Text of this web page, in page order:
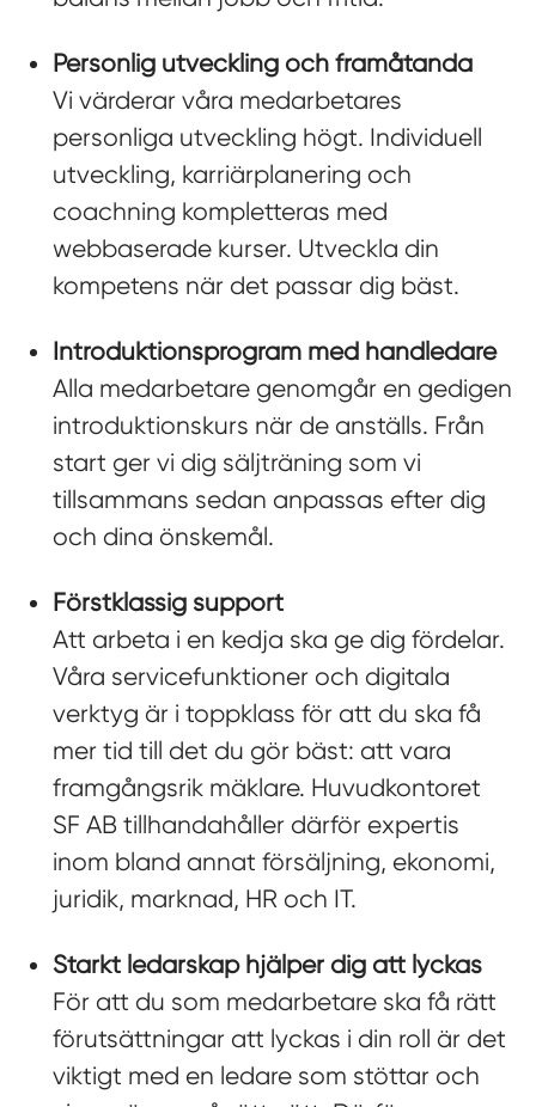
Personlig utveckling och framåtanda
Vi värderar våra medarbetares
personliga utveckling högt. Individuell
utveckling, karriärplanering och
coachning kompletteras med
webbaserade kurser. Utveckla din
kompetens när det passar dig bäst.
Introduktionsprogram med handledare
Alla medarbetare genomgår en gedigen
introduktionskurs när de anställs. Från
start ger vi dig säljträning som vi
tillsammans sedan anpassas efter dig
och dina önskemål.
Förstklassig support
Att arbeta i en kedja ska ge dig fördelar.
Våra servicefunktioner och digitala
verktyg är i toppklass för att du ska få
mer tid till det du gör bäst: att vara
framgångsrik mäklare. Huvudkontoret
SF AB tillhandahåller därför expertis
inom bland annat försäljning, ekonomi,
juridik, marknad, HR och IT.
Starkt ledarskap hjälper dig att lyckas
För att du som medarbetare ska få rätt
förutsättningar att lyckas i din roll är det
viktigt med en ledare som stöttar och